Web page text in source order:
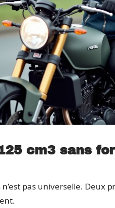
cm3 sans
pas universelle. Deux